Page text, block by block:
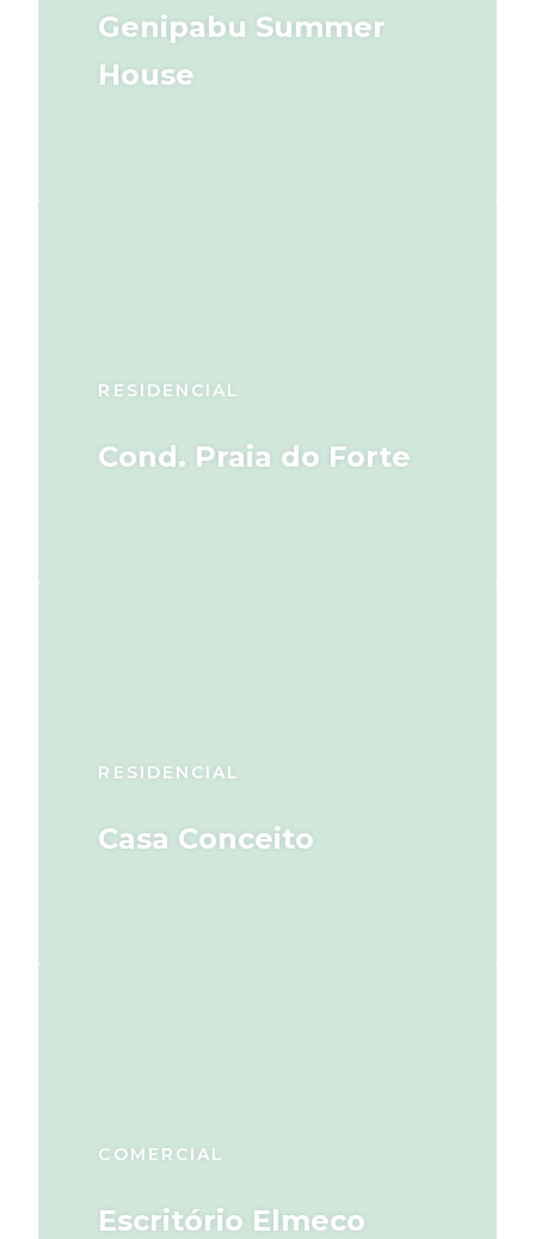
Genipabu Summer
House
RESIDENCIAL
Cond. Praia do Forte
RESIDENCIAL
Casa Conceito
COMERCIAL
Escritório Elmeco